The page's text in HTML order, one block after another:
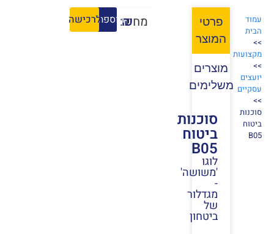
עמוד
הבית
>>
מקצועות
>>
יועצים
עסקיים
>>
⁨סוכנות
ביטוח
B05⁩
פרטי
המוצר
מוצרים
משלימים
⁨סוכנות
ביטוח
B05⁩
לוגו
'משושה'
מגדלור
של
ביטחון
מחיר:
₪הוספה לסל
לרכישה